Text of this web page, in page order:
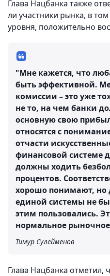
Глава Нацбанка также
ли участники рынка, в
уровня, положительно
"Мне кажется, что
быть эффективной.
комиссии – это уже
не то, на чем банки
основную свою
относятся с
отчасти
финансовой системе
должны ходить
процентов.
хорошо понимают, но
единой системы не
этим пользовались.
нормальное
Тимур Сулейменов
Глава Нацбанка отметил,